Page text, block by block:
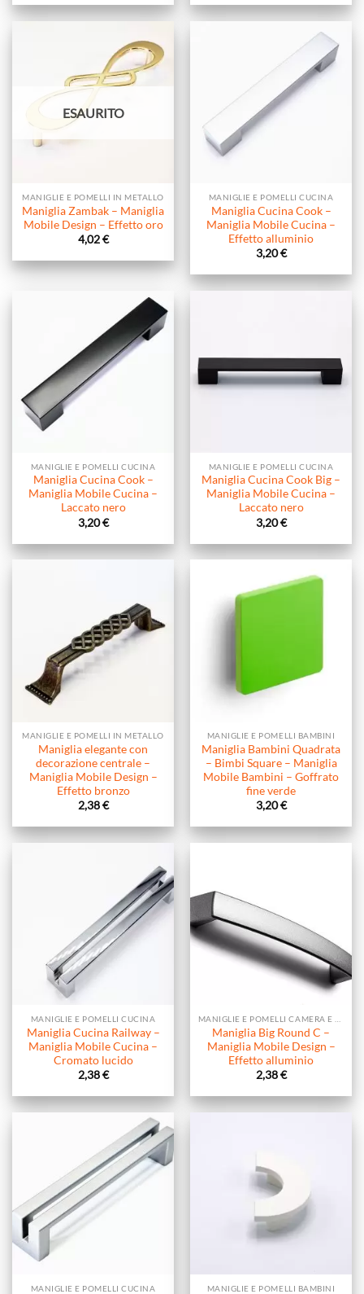
ESAURITO
MANIGLIE E POMELLI IN METALLO
Maniglia Zambak – Maniglia
Mobile Design – Effetto oro
4,02€
MANIGLIE E POMELLI CUCINA
Maniglia Cucina Cook –
Maniglia Mobile Cucina –
Effetto alluminio
3,20€
MANIGLIE E POMELLI CUCINA
Maniglia Cucina Cook –
Maniglia Mobile Cucina –
Laccato nero
3,20€
MANIGLIE E POMELLI CUCINA
Maniglia Cucina Cook Big –
Maniglia Mobile Cucina –
Laccato nero
3,20€
MANIGLIE E POMELLI IN METALLO
Maniglia elegante con
decorazione centrale –
Maniglia Mobile Design –
Effetto bronzo
2,38€
MANIGLIE E POMELLI BAMBINI
Maniglia Bambini Quadrata
– Bimbi Square – Maniglia
Mobile Bambini – Goffrato
fine verde
3,20€
MANIGLIE E POMELLI CUCINA
Maniglia Cucina Railway –
Maniglia Mobile Cucina –
Cromato lucido
2,38€
Maniglia Big Round C –
Maniglia Mobile Design –
Effetto alluminio
2,38€
MANIGLIE E POMELLI CUCINA MANIGLIE E POMELLI BAMBINI